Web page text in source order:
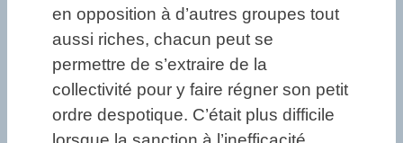
en opposition à d’autres groupes tout
aussi riches, chacun peut se
permettre de s’extraire de la
collectivité pour y faire régner son petit
ordre despotique. C’était plus difficile